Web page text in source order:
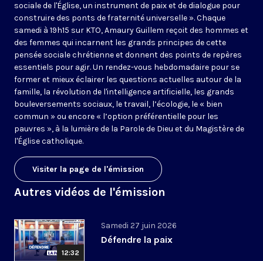
sociale de l'Église, un instrument de paix et de dialogue pour
construire des ponts de fraternité universelle ». Chaque
samedi à 19h15 sur KTO, Amaury Guillem reçoit des hommes et
des femmes qui incarnent les grands principes de cette
pensée sociale chrétienne et donnent des points de repères
essentiels pour agir. Un rendez-vous hebdomadaire pour se
former et mieux éclairer les questions actuelles autour de la
famille, la révolution de l'intelligence artificielle, les grands
bouleversements sociaux, le travail, l’écologie, le « bien
commun » ou encore « l’option préférentielle pour les
pauvres », à la lumière de la Parole de Dieu et du Magistère de
l'Église catholique.
Visiter la page de l'émission
Autres vidéos de l'émission
12:32
Samedi 27 juin 2026
Défendre la paix